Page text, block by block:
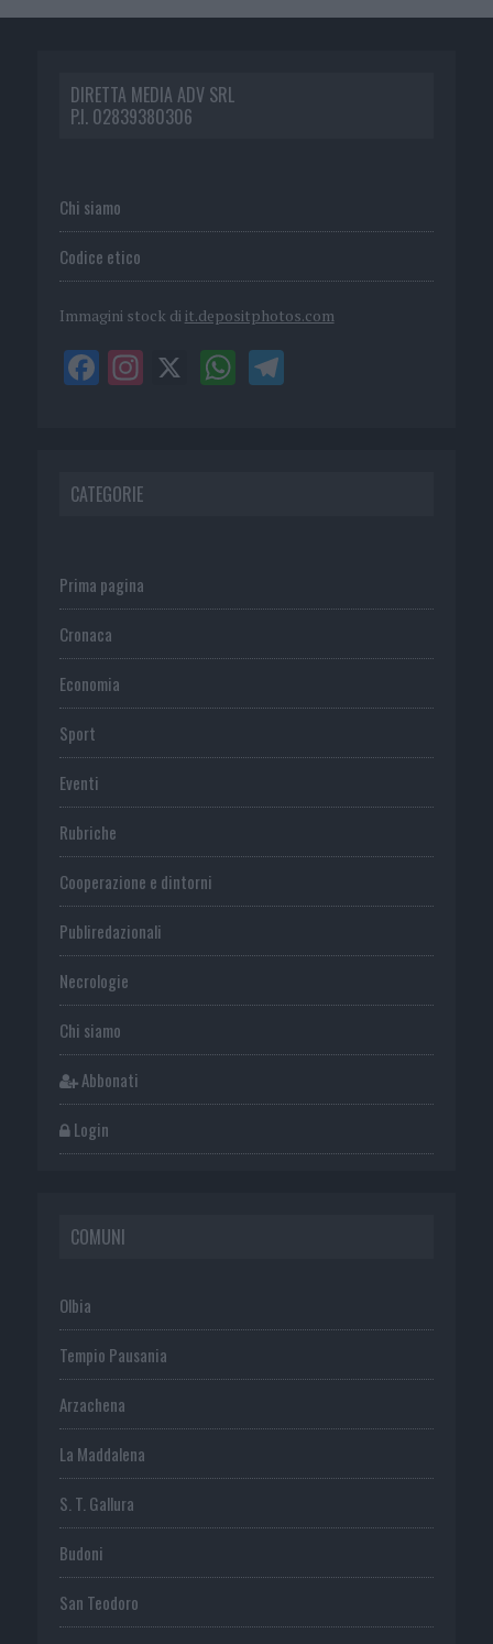
DIRETTA MEDIA ADV SRL
P.I. 02839380306
Chi siamo
Codice etico
Immagini stock di it.depositphotos.com
CATEGORIE
Prima pagina
Cronaca
Economia
Sport
Eventi
Rubriche
Cooperazione e dintorni
Publiredazionali
Necrologie
Chi siamo
Abbonati
Login
COMUNI
Olbia
Tempio Pausania
Arzachena
La Maddalena
S. T. Gallura
Budoni
San Teodoro